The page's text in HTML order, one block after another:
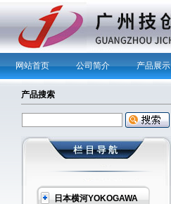
网站首页 公司简介 产品展示
产品搜索
日本横河YOKOGAWA